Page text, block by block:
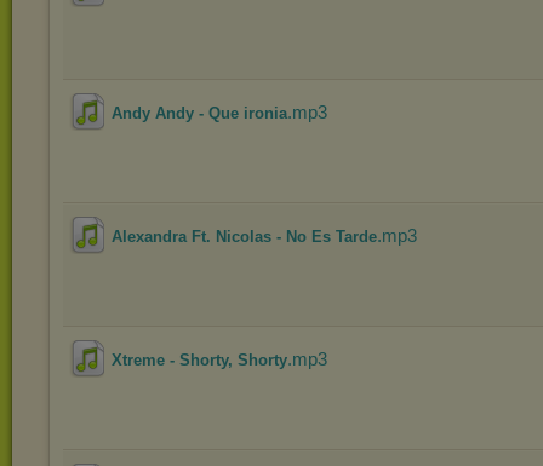
Andy Andy - Que ironia.mp3
Alexandra Ft. Nicolas - No Es Tarde.mp3
Xtreme - Shorty, Shorty.mp3